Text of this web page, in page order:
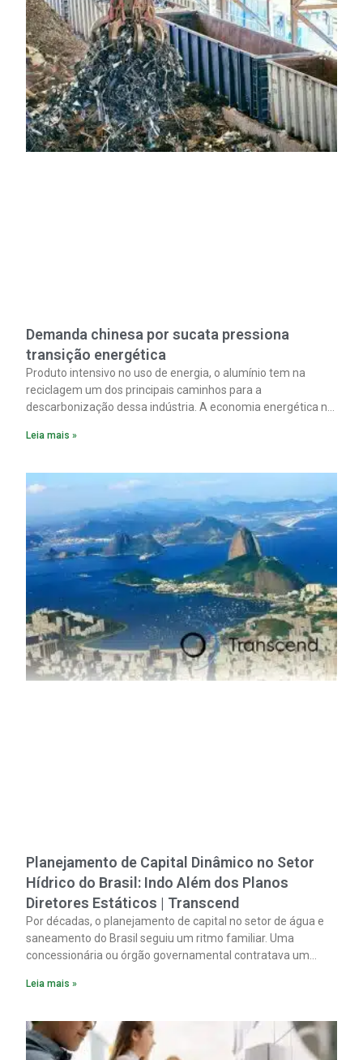
Demanda chinesa por sucata pressiona
transição energética
Produto intensivo no uso de energia, o alumínio tem na
reciclagem um dos principais caminhos para a
descarbonização dessa indústria. A economia energética na
material. A produção de um alumínio mais limpo, no entanto,
insumo, a sucata, devido, sobretudo, ao interesse chinês
pela matéria-prima.
Leia mais »
Planejamento de Capital Dinâmico no Setor
Hídrico do Brasil: Indo Além dos Planos
Diretores Estáticos | Transcend
Por décadas, o planejamento de capital no setor de água e
saneamento do Brasil seguiu um ritmo familiar. Uma
concessionária ou órgão governamental contratava um
Leia mais »